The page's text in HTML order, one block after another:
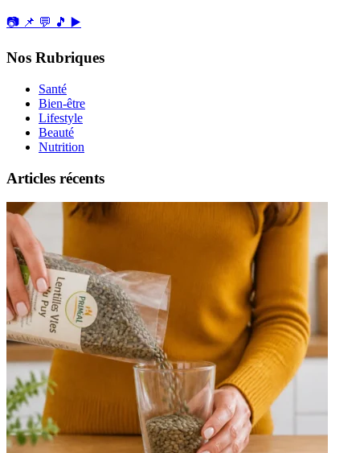
📷 📌 💬 🎵 ▶️
Nos Rubriques
Santé
Bien-être
Lifestyle
Beauté
Nutrition
Articles récents